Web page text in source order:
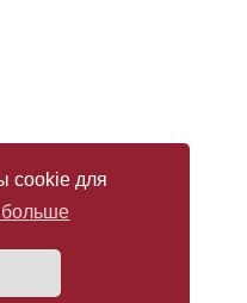
cookie для
больше
2005 — 2026